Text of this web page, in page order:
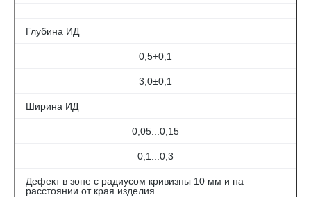
Глубина ИД
0,5+0,1
3,0±0,1
Ширина ИД
0,05...0,15
0,1...0,3
Дефект в зоне с радиусом кривизны 10 мм и на
расстоянии от края изделия